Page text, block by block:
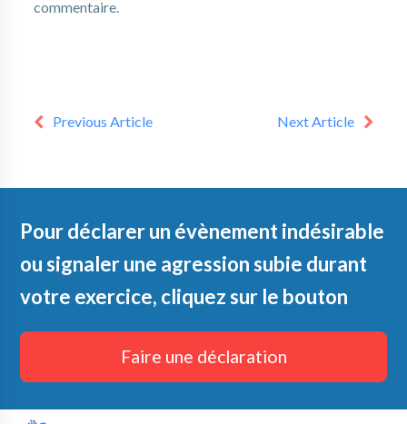
commentaire.
Previous Article Next Article
Pour déclarer un évènement indésirable
ou signaler une agression subie durant
votre exercice, cliquez sur le bouton
Faire une déclaration